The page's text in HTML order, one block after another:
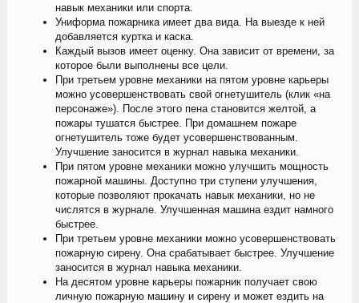
навык механики или спорта.
Униформа пожарника имеет два вида. На выезде к ней
добавляется куртка и каска.
Каждый вызов имеет оценку. Она зависит от времени, за
которое были выполнены все цели.
При третьем уровне механики на пятом уровне карьеры
можно усовершенствовать свой огнетушитель (клик «на
персонаже»). После этого пена становится желтой, а
пожары тушатся быстрее. При домашнем пожаре
огнетушитель тоже будет усовершенствованным.
Улучшение заносится в журнал навыка механики.
При пятом уровне механики можно улучшить мощность
пожарной машины. Доступно три ступени улучшения,
которые позволяют прокачать навык механики, но не
числятся в журнале. Улучшенная машина ездит намного
быстрее.
При третьем уровне механики можно усовершенствовать
пожарную сирену. Она срабатывает быстрее. Улучшение
заносится в журнал навыка механики.
На десятом уровне карьеры пожарник получает свою
личную пожарную машину и сирену и может ездить на